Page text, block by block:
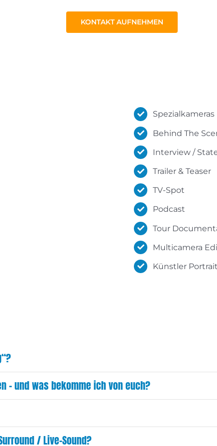
KONTAKT AUFNEHMEN
Spezialkameras
Behind The
Interview /
Trailer & Teaser
TV-Spot
Podcast
Tour
Multicamera
Künstler Portrait
– und was bekomme ich von euch?
/ Live-Sound?